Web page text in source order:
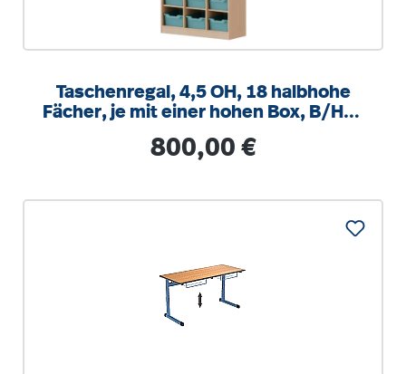
Taschenregal, 4,5 OH, 18 halbhohe
Fächer, je mit einer hohen Box, B/H/T
Regulärer Preis:
800,00 €